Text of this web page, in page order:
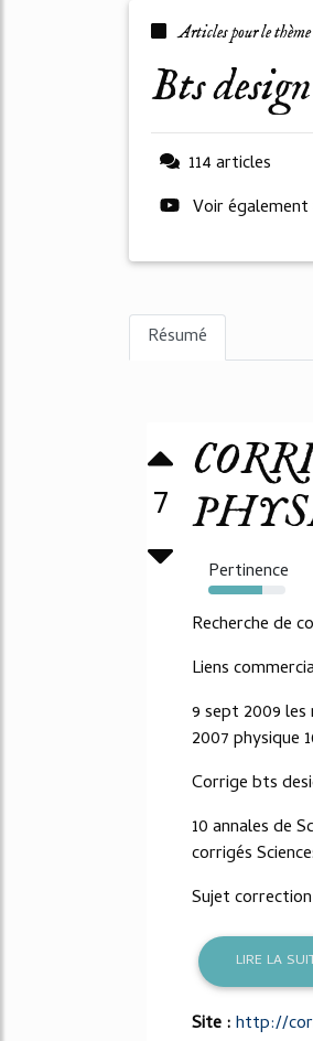
Articles pour le
bts
114 articles
Voir également
Résumé
7
Pertinence
70%
Recherche de
Liens
9 sept 2009
2007 physique
Corrige bts
10 annales de
corrigés
Sujet
LIRE LA
Site :http://